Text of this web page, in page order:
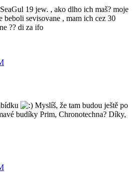
19 jew. , ako dlho ich maš? moje
beboli sevisovane , mam ich cez 30
?? di za ifo
Myslíš, že tam budou ještě po
budíky Prim, Chronotechna? Díky,